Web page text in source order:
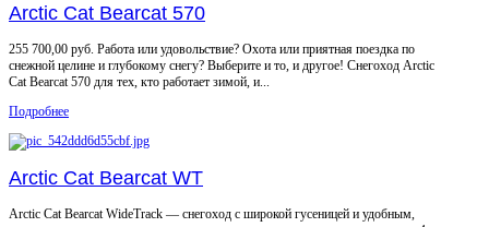
Arctic Cat Bearcat 570
255 700,00 руб. Работа или удовольствие? Охота или приятная поездка по
cнежной целине и глубокому снегу? Выберите и то, и другое! Cнегоход Arctic
Cat Bearcat 570 для тех, кто работает зимой, и...
Подробнее
Arctic Cat Bearcat WT
Arctic Cat Bearcat WideTrack — снегоход с широкой гусеницей и удобным,